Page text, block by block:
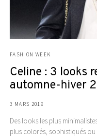
FASHION WEEK
Celine : 3 looks
automne-hiver
3 MARS 2019
Des looks les plus
plus colorés, sophistiqués